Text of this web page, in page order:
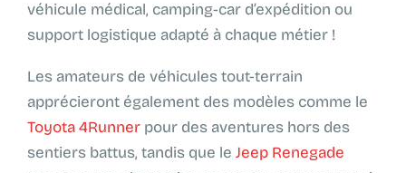
véhicule médical, camping-car d’expédition ou
support logistique adapté à chaque métier !
Les amateurs de véhicules tout-terrain
apprécieront également des modèles comme le
Toyota 4Runner pour des aventures hors des
sentiers battus, tandis que le Jeep Renegade